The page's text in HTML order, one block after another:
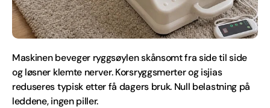
Maskinen beveger ryggsøylen skånsomt fra side til side
og løsner klemte nerver. Korsryggsmerter og isjias
reduseres typisk etter få dagers bruk. Null belastning på
leddene, ingen piller.